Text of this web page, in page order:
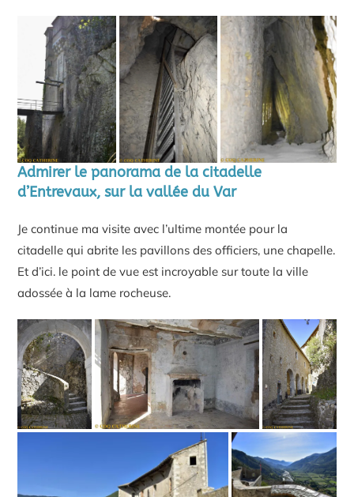
Admirer le panorama de la citadelle
d’Entrevaux, sur la vallée du Var
Je continue ma visite avec l’ultime montée pour la
citadelle qui abrite les pavillons des officiers, une chapelle.
Et d’ici. le point de vue est incroyable sur toute la ville
adossée à la lame rocheuse.